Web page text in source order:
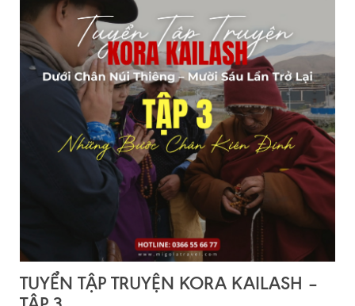
TUYỂN TẬP TRUYỆN KORA KAILASH –